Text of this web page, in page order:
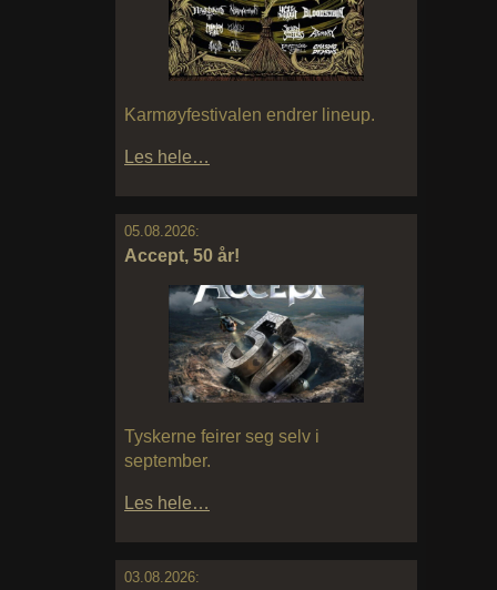
Karmøyfestivalen endrer lineup.
Les hele…
05.08.2026:
Accept, 50 år!
Tyskerne feirer seg selv i
september.
Les hele…
03.08.2026: